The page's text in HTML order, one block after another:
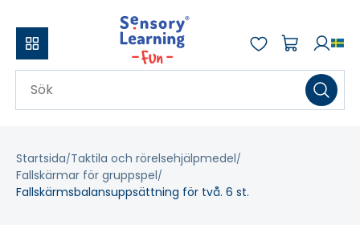
Startsida Taktila och rörelsehjälpmedel
Fallskärmar för gruppspel
Fallskärmsbalansuppsättning för två. 6 st.